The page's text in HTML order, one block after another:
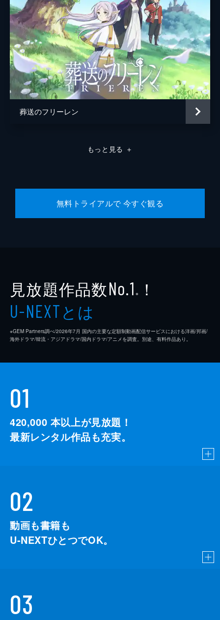
葬送のフリーレン
もっと見る ＋
無料トライアルで 今すぐ観る
見放題作品数No.1 ※ ！
U-NEXTとは
※GEM Partners調べ/2026年7⽉ 国内の主要な定額制動画配信サービスにおける洋画/邦画/
海外ドラマ/韓流・アジアドラマ/国内ドラマ/アニメを調査。別途、有料作品あり。
01
420,000 本以上が見放題！
最新レンタル作品も充実。
02
動画も書籍も
U-NEXTひとつでOK。
03